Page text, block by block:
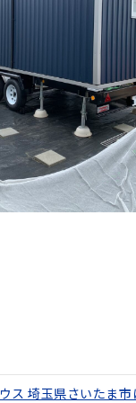
ス 埼玉県さいたま